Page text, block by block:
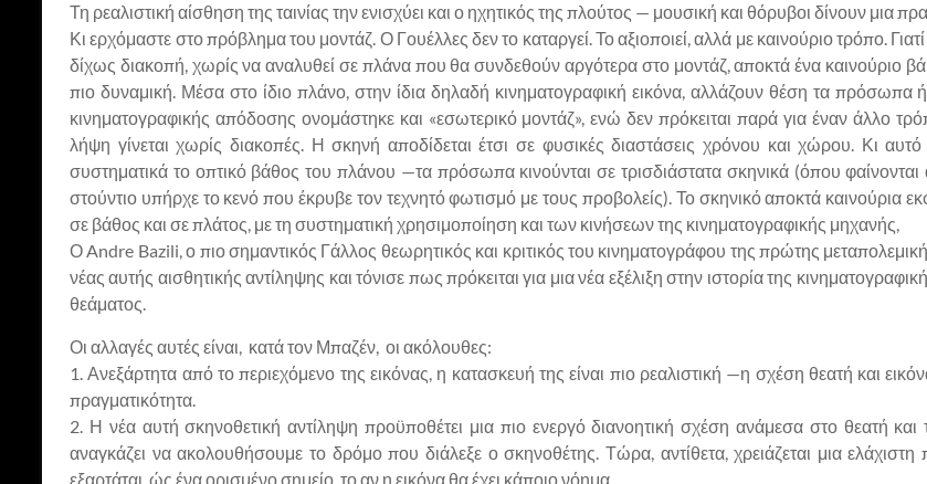
Τη ρεαλιστική αίσθηση της ταινίας την ενισχύει και ο ηχητικός της πλούτος — μουσική και θόρυβοι δίνουν μια
Κι ερχόμαστε στο πρόβλημα του μοντάζ. Ο Γουέλλες δεν το καταργεί. Το αξιοποιεί, αλλά με καινούριο τρόπο.
δίχως διακοπή, χωρίς να αναλυθεί σε πλάνα που θα συνδεθούν αργότερα στο μοντάζ, αποκτά ένα καινούριο
πιο δυναμική. Μέσα στο ίδιο πλάνο, στην ίδια δηλαδή κινηματογραφική εικόνα, αλλάζουν θέση τα πρόσωπα
κινηματογραφικής απόδοσης ονομάστηκε και «εσωτερικό μοντάζ», ενώ δεν πρόκειται παρά για έναν άλλο
λήψη γίνεται χωρίς διακοπές. Η σκηνή αποδίδεται έτσι σε φυσικές διαστάσεις χρόνου και χώρου. Κι
συστηματικά το οπτικό βάθος του πλάνου —τα πρόσωπα κινούνται σε τρισδιάστατα σκηνικά (όπου
στούντιο υπήρχε το κενό που έκρυβε τον τεχνητό φωτισμό με τους προβολείς). Το σκηνικό αποκτά καινούρια
σε βάθος και σε πλάτος, με τη συστηματική χρησιμοποίηση και των κινήσεων της κινηματογραφικής μηχανής,
Ο Andre Bazili, ο πιο σημαντικός Γάλλος θεωρητικός και κριτικός του κινηματογράφου της πρώτης
νέας αυτής αισθητικής αντίληψης και τόνισε πως πρόκειται για μια νέα εξέλιξη στην ιστορία της
θεάματος.
Οι αλλαγές αυτές είναι, κατά τον Μπαζέν, οι ακόλουθες:
1. Ανεξάρτητα από το περιεχόμενο της εικόνας, η κατασκευή της είναι πιο ρεαλιστική —η σχέση θεατή και
πραγματικότητα.
2. Η νέα αυτή σκηνοθετική αντίληψη προϋποθέτει μια πιο ενεργό διανοητική σχέση ανάμεσα στο θεατή
αναγκάζει να ακολουθήσουμε το δρόμο που διάλεξε ο σκηνοθέτης. Τώρα, αντίθετα, χρειάζεται μια
εξαρτάται, ώς ένα ορισμένο σημείο, το αν η εικόνα θα έχει κάποιο νόημα.